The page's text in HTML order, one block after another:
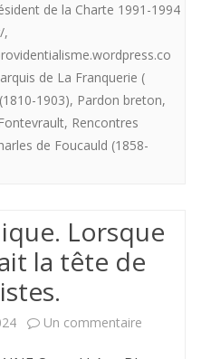
de la Charte 1991-1994
,
de La Franquerie (
1903), Pardon breton,
, Rencontres
de Foucauld (1858-
Lorsque
la tête de
Un commentaire